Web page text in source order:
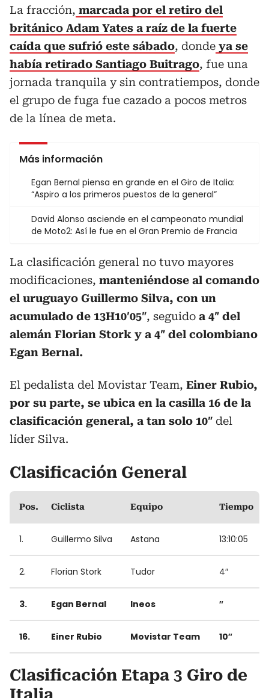
La fracción, marcada por el retiro del
británico Adam Yates a raíz de la fuerte
caída que sufrió este sábado, donde ya se
había retirado Santiago Buitrago, fue una
jornada tranquila y sin contratiempos, donde
el grupo de fuga fue cazado a pocos metros
de la línea de meta.
Más información
Egan Bernal piensa en grande en el Giro de Italia:
“Aspiro a los primeros puestos de la general”
David Alonso asciende en el campeonato mundial
de Moto2: Así le fue en el Gran Premio de Francia
La clasificación general no tuvo mayores
modificaciones, manteniéndose al comando
el uruguayo Guillermo Silva, con un
acumulado de 13H10′05″, seguido a 4″ del
alemán Florian Stork y a 4″ del colombiano
Egan Bernal.
El pedalista del Movistar Team, Einer Rubio,
por su parte, se ubica en la casilla 16 de la
clasificación general, a tan solo 10″ del
líder Silva.
Clasificación General
Pos. Ciclista Equipo Tiempo
1. Guillermo Silva Astana 13:10:05
2. Florian Stork Tudor 4″
3. Egan Bernal Ineos ″
16. Einer Rubio Movistar Team 10″
Clasificación Etapa 3 Giro de
Italia